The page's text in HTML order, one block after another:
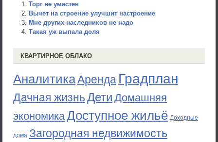
Торг не уместен
Вычет на строение улучшит настроение
Мне других наследников не надо
Такая уж выпала доля
КВАРТИРНОЕ ОБЛАКО
АналитикаАренда Градплан
Дачная жизньДети Домашняя
экономикаДоступное жильё Доходные
дома Загородная недвижимость